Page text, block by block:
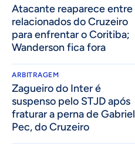
Atacante reaparece entre
relacionados do Cruzeiro
para enfrentar o Coritiba;
Wanderson fica fora
ARBITRAGEM
Zagueiro do Inter é
suspenso pelo STJD após
fraturar a perna de Gabriel
Pec, do Cruzeiro